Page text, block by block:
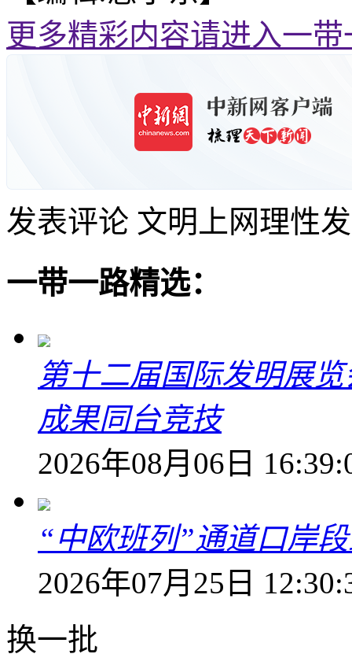
更多精彩内容请进入一
发表评论 文明上网理性
一带一路精选：
第十二届国际发明展
成果同台竞技
2026年08月06日
“中欧班列”通道口岸
2026年07月25日
换一批